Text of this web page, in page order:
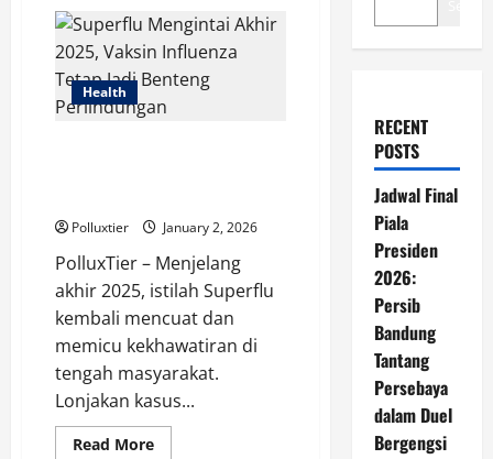
Health
Polluxtier January 2, 2026
PolluxTier – Menjelang
akhir 2025, istilah Superflu
kembali mencuat dan
memicu kekhawatiran di
tengah masyarakat.
Lonjakan kasus...
Read MoreRead
RECENT
POSTS
Jadwal Final
Piala
Presiden
2026:
Persib
Bandung
Tantang
Persebaya
dalam Duel
Bergengsi